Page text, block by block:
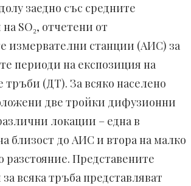
заедно със средните
SO₂, отчетени от
измервателни станции (АИС) за
периоди на експозиция на
(ДТ). За всяко населено
две тройки дифузионни
локации – една в
близост до АИС и втора на малко
разстояние. Представените
всяка тръба представляват